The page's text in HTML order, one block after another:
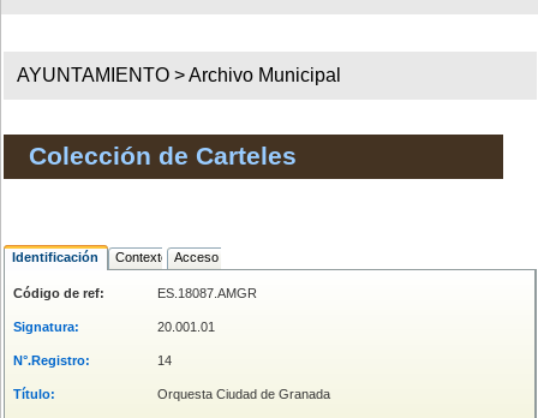
AYUNTAMIENTO >Archivo Municipal
Colección de Carteles
Identificación Contexto Acceso
Código de ref: ES.18087.AMGR
Signatura: 20.001.01
N°.Registro: 14
Título: Orquesta Ciudad de Granada